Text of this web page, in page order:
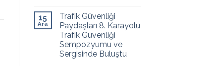
15
Ara
Trafik Güvenliği
Paydaşları 8. Karayolu
Trafik Güvenliği
Sempozyumu ve
Sergisinde Buluştu